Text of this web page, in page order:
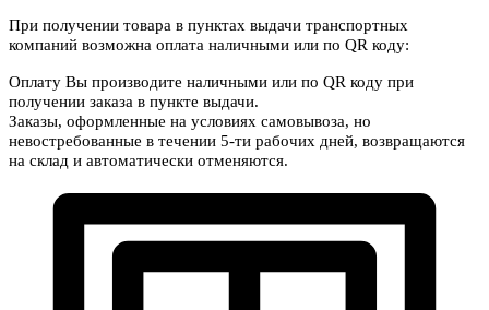
При получении товара в пунктах выдачи транспортных
компаний возможна оплата наличными или по QR коду:
Оплату Вы производите наличными или по QR коду при
получении заказа в пункте выдачи.
Заказы, оформленные на условиях самовывоза, но
невостребованные в течении 5-ти рабочих дней, возвращаются
на склад и автоматически отменяются.